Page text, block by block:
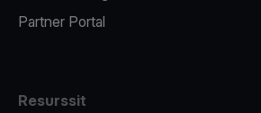
Partner Portal
Resurssit